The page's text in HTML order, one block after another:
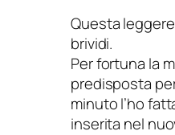
Questa
brividi.
Per fortuna la
predisposta per
minuto l’ho
inserita nel